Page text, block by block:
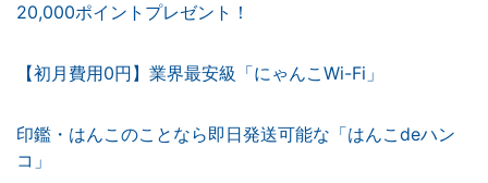
20,000ポイントプレゼント！
【初月費用0円】業界最安級「にゃんこWi-Fi」
印鑑・はんこのことなら即日発送可能な「はんこdeハン
コ」